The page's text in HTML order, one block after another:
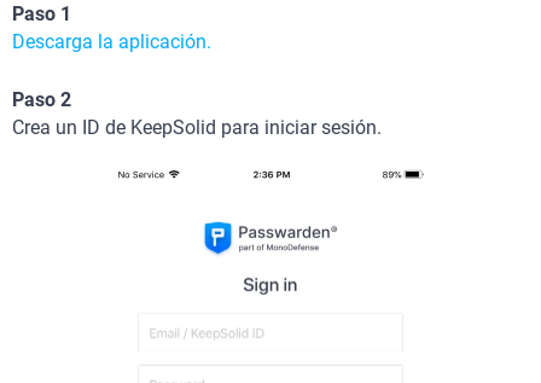
Paso 1
Descarga la aplicación.
Paso 2
Crea un ID de KeepSolid para iniciar sesión.